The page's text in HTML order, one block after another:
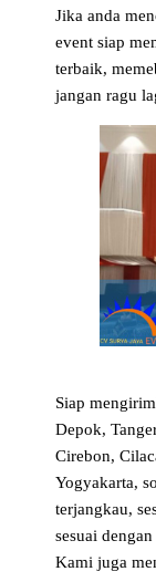
Jika anda
event siap
terbaik,
jangan ragu
Siap
Depok,
Cirebon,
Yogyakarta,
terjangkau,
sesuai
Kami juga